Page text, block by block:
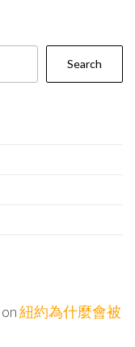
Search
on紐約為什麼會被